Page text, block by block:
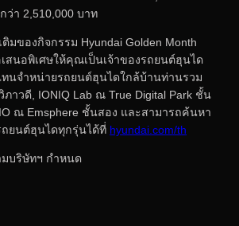
า 2,510,000 บาท
มของกิจกรรม Hyundai Golden Month
สนอพิเศษให้คุณเป็นเจ้าของรถยนต์ฮุนได
ทนจำหน่ายรถยนต์ฮุนไดใกล้บ้านท่านรวม
ภาวดี, IONIQ Lab ณ True Digital Park ชั้น
ณ Emsphere ชั้นสอง และสามารถค้นหา
ถยนต์ฮุนไดทุกรุ่นได้ที่ hyundai.com/th
มบริษัทฯ กำหนด